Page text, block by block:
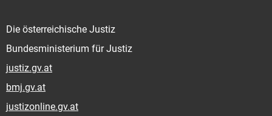
Die österreichische Justiz
Bundesministerium für Justiz
justiz.gv.at
bmj.gv.at
justizonline.gv.at